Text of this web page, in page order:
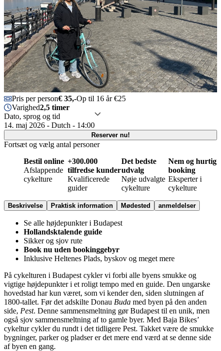
Pris per person€ 35,-Op til 16 år €25
Varighed2,5 timer
Dato, sprog og tid
14. maj 2026 - Dutch - 14:00
Reserver nu!
Fortsæt og vælg antal personer
Bestil online
Afslappende
cykelture
+300.000
tilfredse kunder
Kvalificerede
guider
Det bedste
udvalg
Nøje udvalgte
cykelture
Nem og hurtig
booking
Eksperter i
cykelture
Beskrivelse Praktisk information Mødested anmeldelser
Se alle højdepunkter i Budapest
Hollandsktalende guide
Sikker og sjov rute
Book nu uden bookinggebyr
Inklusive Heltenes Plads, byskov og meget mere
På cykelturen i Budapest cykler vi forbi alle byens smukke og
vigtige højdepunkter i et roligt tempo med en guide. Den ungarske
hovedstad har kun været, som vi kender den, siden slutningen af
1800-tallet. Før det adskilte Donau Buda med byen på den anden
side, Pest. Denne sammensmeltning gør Budapest til en unik, men
også sjov sammensmeltning af to gamle byer. Med Baja Bikes’
cykeltur cykler du rundt i det tidligere Pest. Takket være de smukke
bygninger, parker og pladser er det mere end værd at se denne side
af byen en gang.